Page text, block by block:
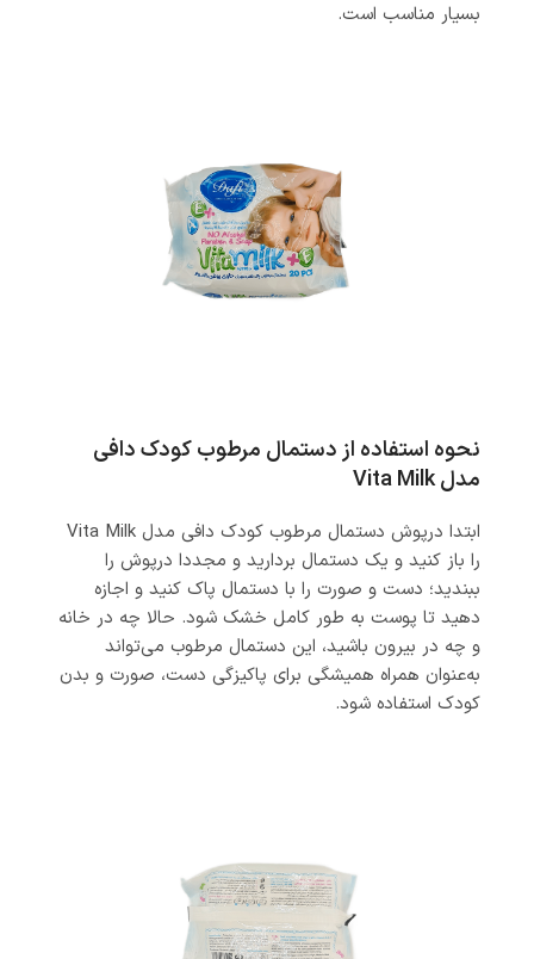
بسیار مناسب است.
نحوه استفاده از دستمال مرطوب کودک دافی
مدل Vita Milk
ابتدا درپوش دستمال مرطوب کودک دافی مدل Vita Milk
را باز کنید و یک دستمال بردارید و مجددا درپوش را
ببندید؛ دست و صورت را با دستمال پاک کنید و اجازه
دهید تا پوست به طور کامل خشک شود. حالا چه در خانه
و چه در بیرون باشید، این دستمال مرطوب می‌تواند
به‌عنوان همراه همیشگی برای پاکیزگی دست، صورت و بدن
کودک استفاده شود.